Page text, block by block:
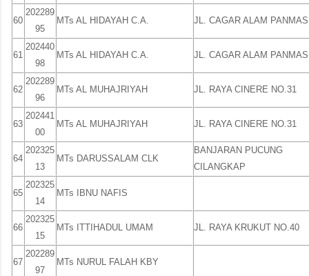
60
202289
95
MTs AL HIDAYAH C.A. JL. CAGAR ALAM PANMAS
61
202440
98
MTs AL HIDAYAH C.A. JL. CAGAR ALAM PANMAS
62
202289
96
MTs AL MUHAJRIYAH JL. RAYA CINERE NO.31
63
202441
00
MTs AL MUHAJRIYAH JL. RAYA CINERE NO.31
64
202325
13
MTs DARUSSALAM CLK
BANJARAN PUCUNG
CILANGKAP
65
202325
14
MTs IBNU NAFIS
66
202325
15
MTs ITTIHADUL UMAM JL. RAYA KRUKUT NO.40
67
202289
97
MTs NURUL FALAH KBY